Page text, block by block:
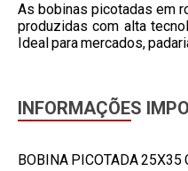
As bobinas picotadas em
produzidas com alta
Ideal para mercados,
INFORMAÇÕES
BOBINA PICOTADA